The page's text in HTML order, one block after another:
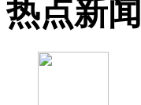
热点新闻